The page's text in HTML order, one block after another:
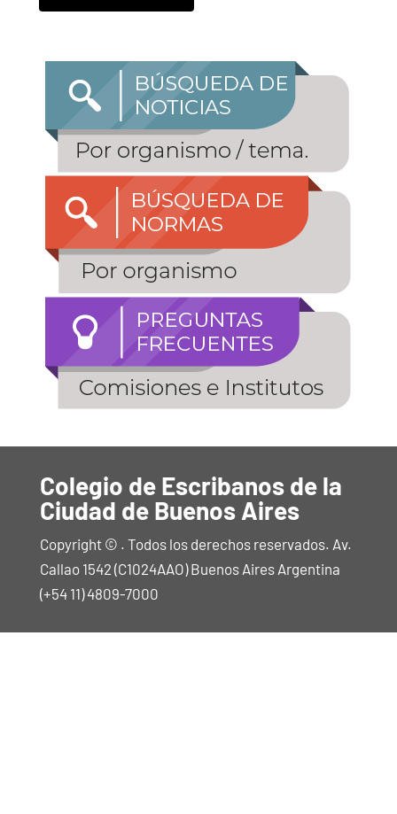
Colegio de Escribanos de la
Ciudad de Buenos Aires
Copyright © . Todos los derechos reservados. Av.
Callao 1542 (C1024AAO) Buenos Aires Argentina
(+54 11) 4809-7000